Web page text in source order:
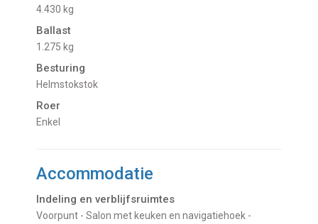
4.430 kg
Ballast
1.275 kg
Besturing
Helmstokstok
Roer
Enkel
Accommodatie
Indeling en verblijfsruimtes
Voorpunt - Salon met keuken en navigatiehoek -